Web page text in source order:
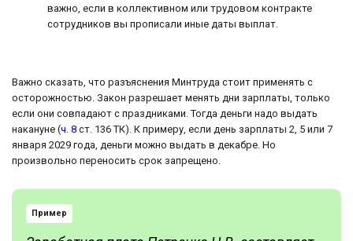
важно, если в коллективном или трудовом контракте
сотрудников вы прописали иные даты выплат.
Важно сказать, что разъяснения Минтруда стоит применять с
осторожностью. Закон разрешает менять дни зарплаты, только
если они совпадают с праздниками. Тогда деньги надо выдать
накануне (ч. 8 ст. 136 ТК). К примеру, если день зарплаты 2, 5 или 7
января 2029 года, деньги можно выдать в декабре. Но
произвольно переносить срок запрещено.
Пример